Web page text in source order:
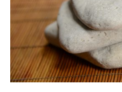
SONDERNABFERTIGUNGEN
ÜBER UNS
AKTUALITÄTEN
SHOWROOM
KONTAKT